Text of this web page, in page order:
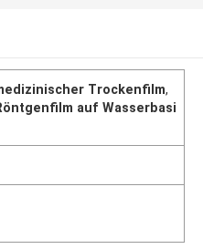
Trockenfilm,
auf Wasserbasi